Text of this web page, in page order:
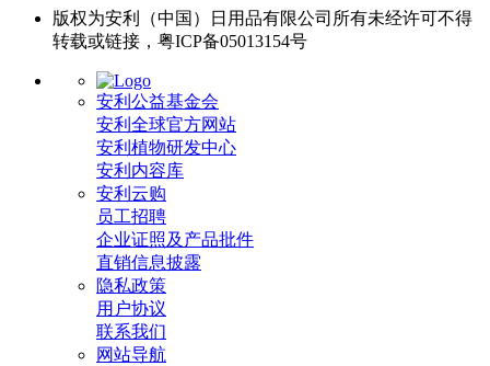
版权为安利（中国）日用品有限公司所有未经许可不得
转载或链接，粤ICP备05013154号
安利公益基金会
安利全球官方网站
安利植物研发中心
安利内容库
安利云购
员工招聘
企业证照及产品批件
直销信息披露
隐私政策
用户协议
联系我们
网站导航